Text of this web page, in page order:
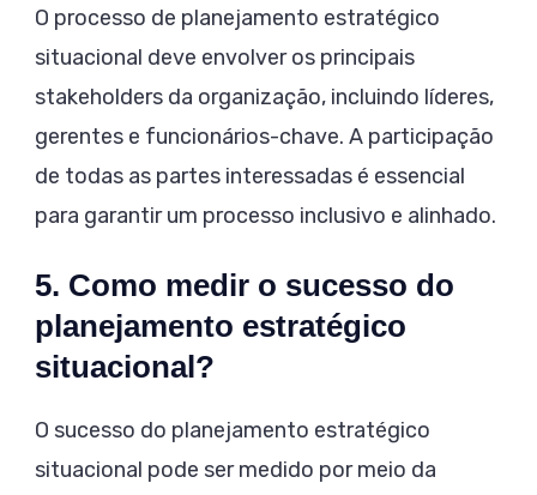
O processo de planejamento estratégico
situacional deve envolver os principais
stakeholders da organização, incluindo líderes,
gerentes e funcionários-chave. A participação
de todas as partes interessadas é essencial
para garantir um processo inclusivo e alinhado.
5. Como medir o sucesso do
planejamento estratégico
situacional?
O sucesso do planejamento estratégico
situacional pode ser medido por meio da